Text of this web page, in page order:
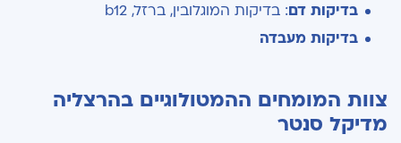
בדיקות דם: בדיקות המוגלובין, ברזל, b12
בדיקות מעבדה
צוות המומחים ההמטולוגיים בהרצליה
מדיקל סנטר